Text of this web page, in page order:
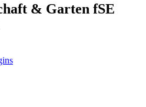
& Garten fSE